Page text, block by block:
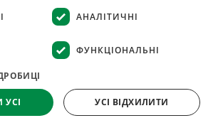
спецій та прянощів Делюкс, Київ
Відмова від відповідальності
АНАЛІТИЧНІ
ФУНКЦІОНАЛЬНІ
УСІ ВІДХИЛИТИ